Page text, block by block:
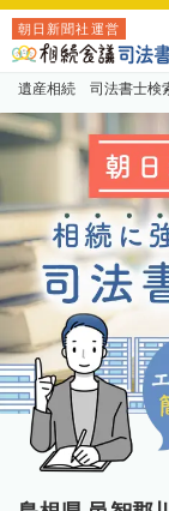
朝日新聞社運営
遺産相続 司法書士検